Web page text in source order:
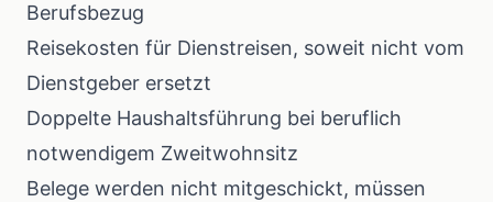
Berufsbezug
Reisekosten für Dienstreisen, soweit nicht vom
Dienstgeber ersetzt
Doppelte Haushaltsführung bei beruflich
notwendigem Zweitwohnsitz
Belege werden nicht mitgeschickt, müssen